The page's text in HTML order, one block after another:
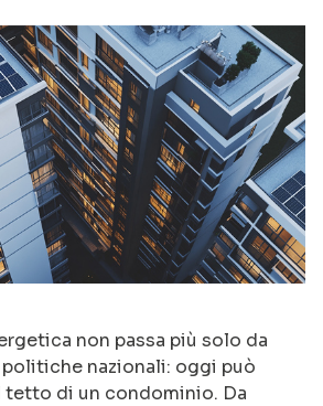
non passa più solo da
nazionali: oggi può
tetto di un condominio. Da